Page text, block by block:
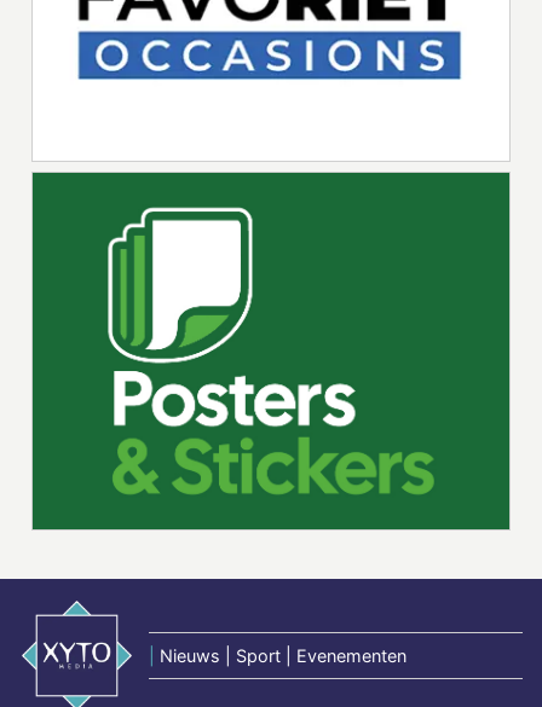
Nieuws | Sport | Evenementen